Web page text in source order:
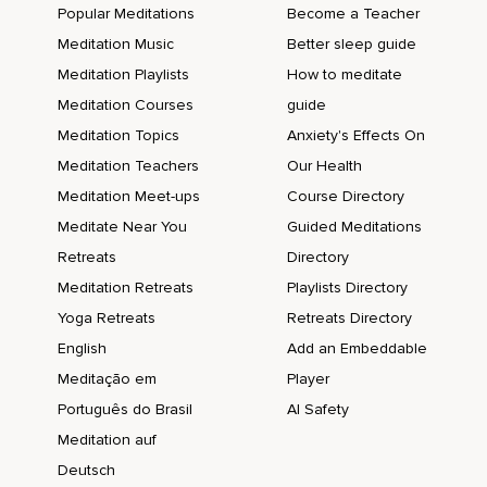
Des âges durant,
Les puissants seigneurs ont réfléchi.
Et perçu qu'il est salutaire.
La masse illimitée des êtres atteindra sans peine la suprême
Ceux qui veulent détruire les milliers de mots de l'existence.
Ceux qui veulent écarter l'insatisfaction chez les êtres et
ceux qui veulent jouir de multiples joies ne doivent jamais
À l'instant où l'esprit d'éveil se lève en eux,
Les faibles,
Popular Meditations
Meditation Music
Meditation Playlists
Meditation Courses
Meditation Topics
Meditation Teachers
Meditation Meet-ups
Meditate Near You
Retreats
Meditation Retreats
Yoga Retreats
English
Meditação em
Português do Brasil
Meditation auf
Deutsch
Become a Teacher
Better sleep guide
How to meditate
guide
Anxiety's Effects On
Our Health
Course Directory
Guided Meditations
Directory
Playlists Directory
Retreats Directory
Add an Embeddable
Player
AI Safety